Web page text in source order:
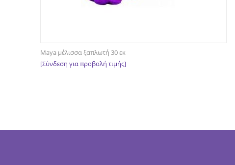
Maya μέλισσα ξαπλωτή 30 εκ
[Σύνδεση για προβολή τιμής]